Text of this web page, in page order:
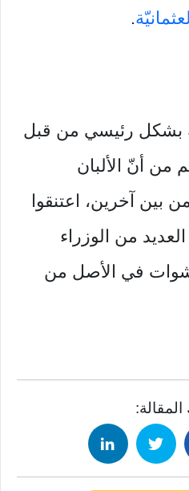
.
بشكل رئيسي من قبل
من أنّ الألبان
بين آخرين، اعتنقوا
من الوزراء
في الأصل من